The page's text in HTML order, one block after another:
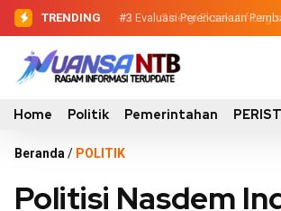
TRENDING #2 Sinergi Eksekutif-
Wabup Ansori Serahkan Tujuh
#3 Evaluasi Perencanaan
2026, Pemkab Sumbawa
Home Politik Pemerintahan
Beranda / POLITIK
Politisi Nasdem